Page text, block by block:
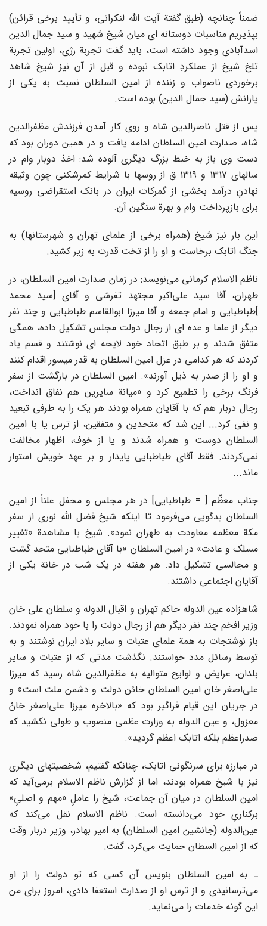
ضمناً چنانچه (طبق گفتة آیت اللّه‌ لنکرانى، و تأیید برخى قرائن)
بپذیریم مناسبات دوستانه اى میان شیخ شهید و سید جمال الدین
اسدآبادى وجود داشته است، باید گفت تجربة رژى، اولین تجربة
تلخ شیخ از عملکردِ اتابک نبوده و قبل از آن نیز شیخ شاهد
برخوردى ناصواب و زننده از امین السلطان نسبت به یکى از
یارانش (سید جمال الدین) بوده است.
پس از قتل ناصرالدین شاه و روى کار آمدن فرزندش مظفرالدین
شاه، صدارت امین السلطان ادامه یافت و در همین دوران بود که
دست وى باز به خبط بزرگ دیگرى آلوده شد: اخذ دوبار وام در
سالهاى 1317 و 1319 ق از روسها با شرایط کمرشکنى چون وثیقه
نهادنِ درآمد بخشى از گمرکات ایران در بانک استقراضى روسیه
براى بازپرداخت وام و بهرة سنگین آن.
این بار نیز شیخ (همراه برخى از علماى تهران و شهرستانها) به
جنگ اتابک برخاست و او را از تخت قدرت به زیر کشید.
ناظم الاسلام کرمانى مى‌نویسد: در زمان صدارت امین السلطان، در
طهران، آقا سید على‌اکبر مجتهد تفرشى و آقاى [سید محمد
]طباطبایى و امام جمعه و آقا میرزا ابوالقاسم طباطبایى و چند نفر
دیگر از علما و عده اى از رجال دولت مجلس تشکیل داده، همگى
متفق شدند و بر طبق اتحاد خود لایحه اى نوشتند و قسم یاد
کردند که هر کدامى در عزل امین السلطان به قدر میسور اقدام کنند
و او را از صدر به ذیل آورند». امین السلطان در بازگشت از سفر
فرنگ برخى را تطمیع کرد و «میانة سایرین هم نفاق انداخت،
رجال دربار هم که با آقایان همراه بودند هر یک را به طرفى تبعید
و نفى کرد... این شد که متحدین و متفقین، از ترس یا با امین
السلطان دوست و همراه شدند و یا از خوف، اظهار مخالفت
نمى‌کردند. فقط آقاى طباطبایى پایدار و بر عهد خویش استوار
ماند...
جناب معظّم [ = طباطبایى] در هر مجلس و محفل علناً از امین
السلطان بدگویى مى‌فرمود تا اینکه شیخ فضل اللّه‌ نورى از سفر
مکة معظمه معاودت به طهران نمود». شیخ با مشاهدة «تغییر
مسلک و عادت» در امین السلطان «با آقاى طباطبایى متحد گشت
و مجالسى تشکیل داد. هر هفته در یک شب در خانة یکى از
آقایان اجتماعى داشتند.
شاهزاده عین الدوله حاکم تهران و اقبال الدوله و سلطان على خان
وزیر افخم چند نفر دیگر هم از رجال دولت را با خود همراه نمودند.
باز نوشتجات به همة علماى عتبات و سایر بلاد ایران نوشتند و به
توسط رسائل مدد خواستند. نگذشت مدتى که از عتبات و سایر
بلدان، عرایض و لوایح متوالیه به مظفرالدین شاه رسید که میرزا
على‌اصغر خان امین السلطان خائن دولت و دشمن ملت است» و
در جریان این قیام فراگیر بود که «بالاخره میرزا على‌اصغر خانْ
معزول، و عین الدوله به وزارت عظمى منصوب و طولى نکشید که
صدراعظم بلکه اتابک اعظم گردید».
در مبارزه براى سرنگونى اتابک، چنانکه گفتیم، شخصیتهاى دیگرى
نیز با شیخ همراه بودند، اما از گزارش ناظم الاسلام برمى‌آید که
امین السلطان در میان آن جماعت، شیخ را عاملِ «مهم و اصلىِ»
برکنارىِ خود مى‌دانسته است. ناظم الاسلام نقل مى‌کند که
عین‌الدوله (جانشین امین السلطان) به امیر بهادر، وزیر دربار وقت
که از امین السطان حمایت مى‌کرد، گفت:
ـ به امین السلطان بنویس آن کسى که تو دولت را از او
مى‌ترسانیدى و از ترس او از صدارت استعفا دادى، امروز براى من
این گونه خدمات را مى‌نماید.